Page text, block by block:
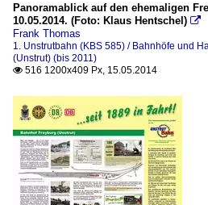
Panoramablick auf den ehemaligen
10.05.2014. (Foto: Klaus Hentschel) 
Frank Thomas
1. Unstrutbahn (KBS 585) / Bahnhöfe und
(Unstrut) (bis 2011)
 516 1200x409 Px, 15.05.2014